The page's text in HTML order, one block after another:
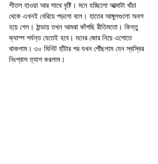
শীতল হাওয়া আর সাথে বৃষ্টি। মনে হচ্ছিলো আত্মাটা খাঁচা
থেকে এখনই বেরিয়ে পড়লো বলে। হাতের আঙ্গুলগুলো অবশ
হয়ে গেল। ঠান্ডায় তখন আমরা কাঁপছি রীতিমতো। কিন্তু
ক্যাম্প পর্যন্ত যেতেই হবে। মনের জোর নিয়ে এগোতে
থাকলাম। ৩০ মিনিট হাঁটার পর যখন পৌঁছলাম যেন স্বস্থির
নিঃশ্বাস ত্যাগ করলাম।